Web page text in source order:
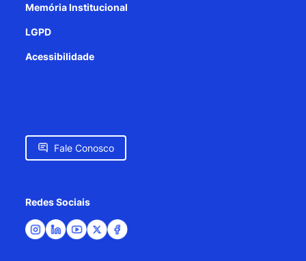
Memória Institucional
LGPD
Acessibilidade
Fale Conosco
Redes Sociais